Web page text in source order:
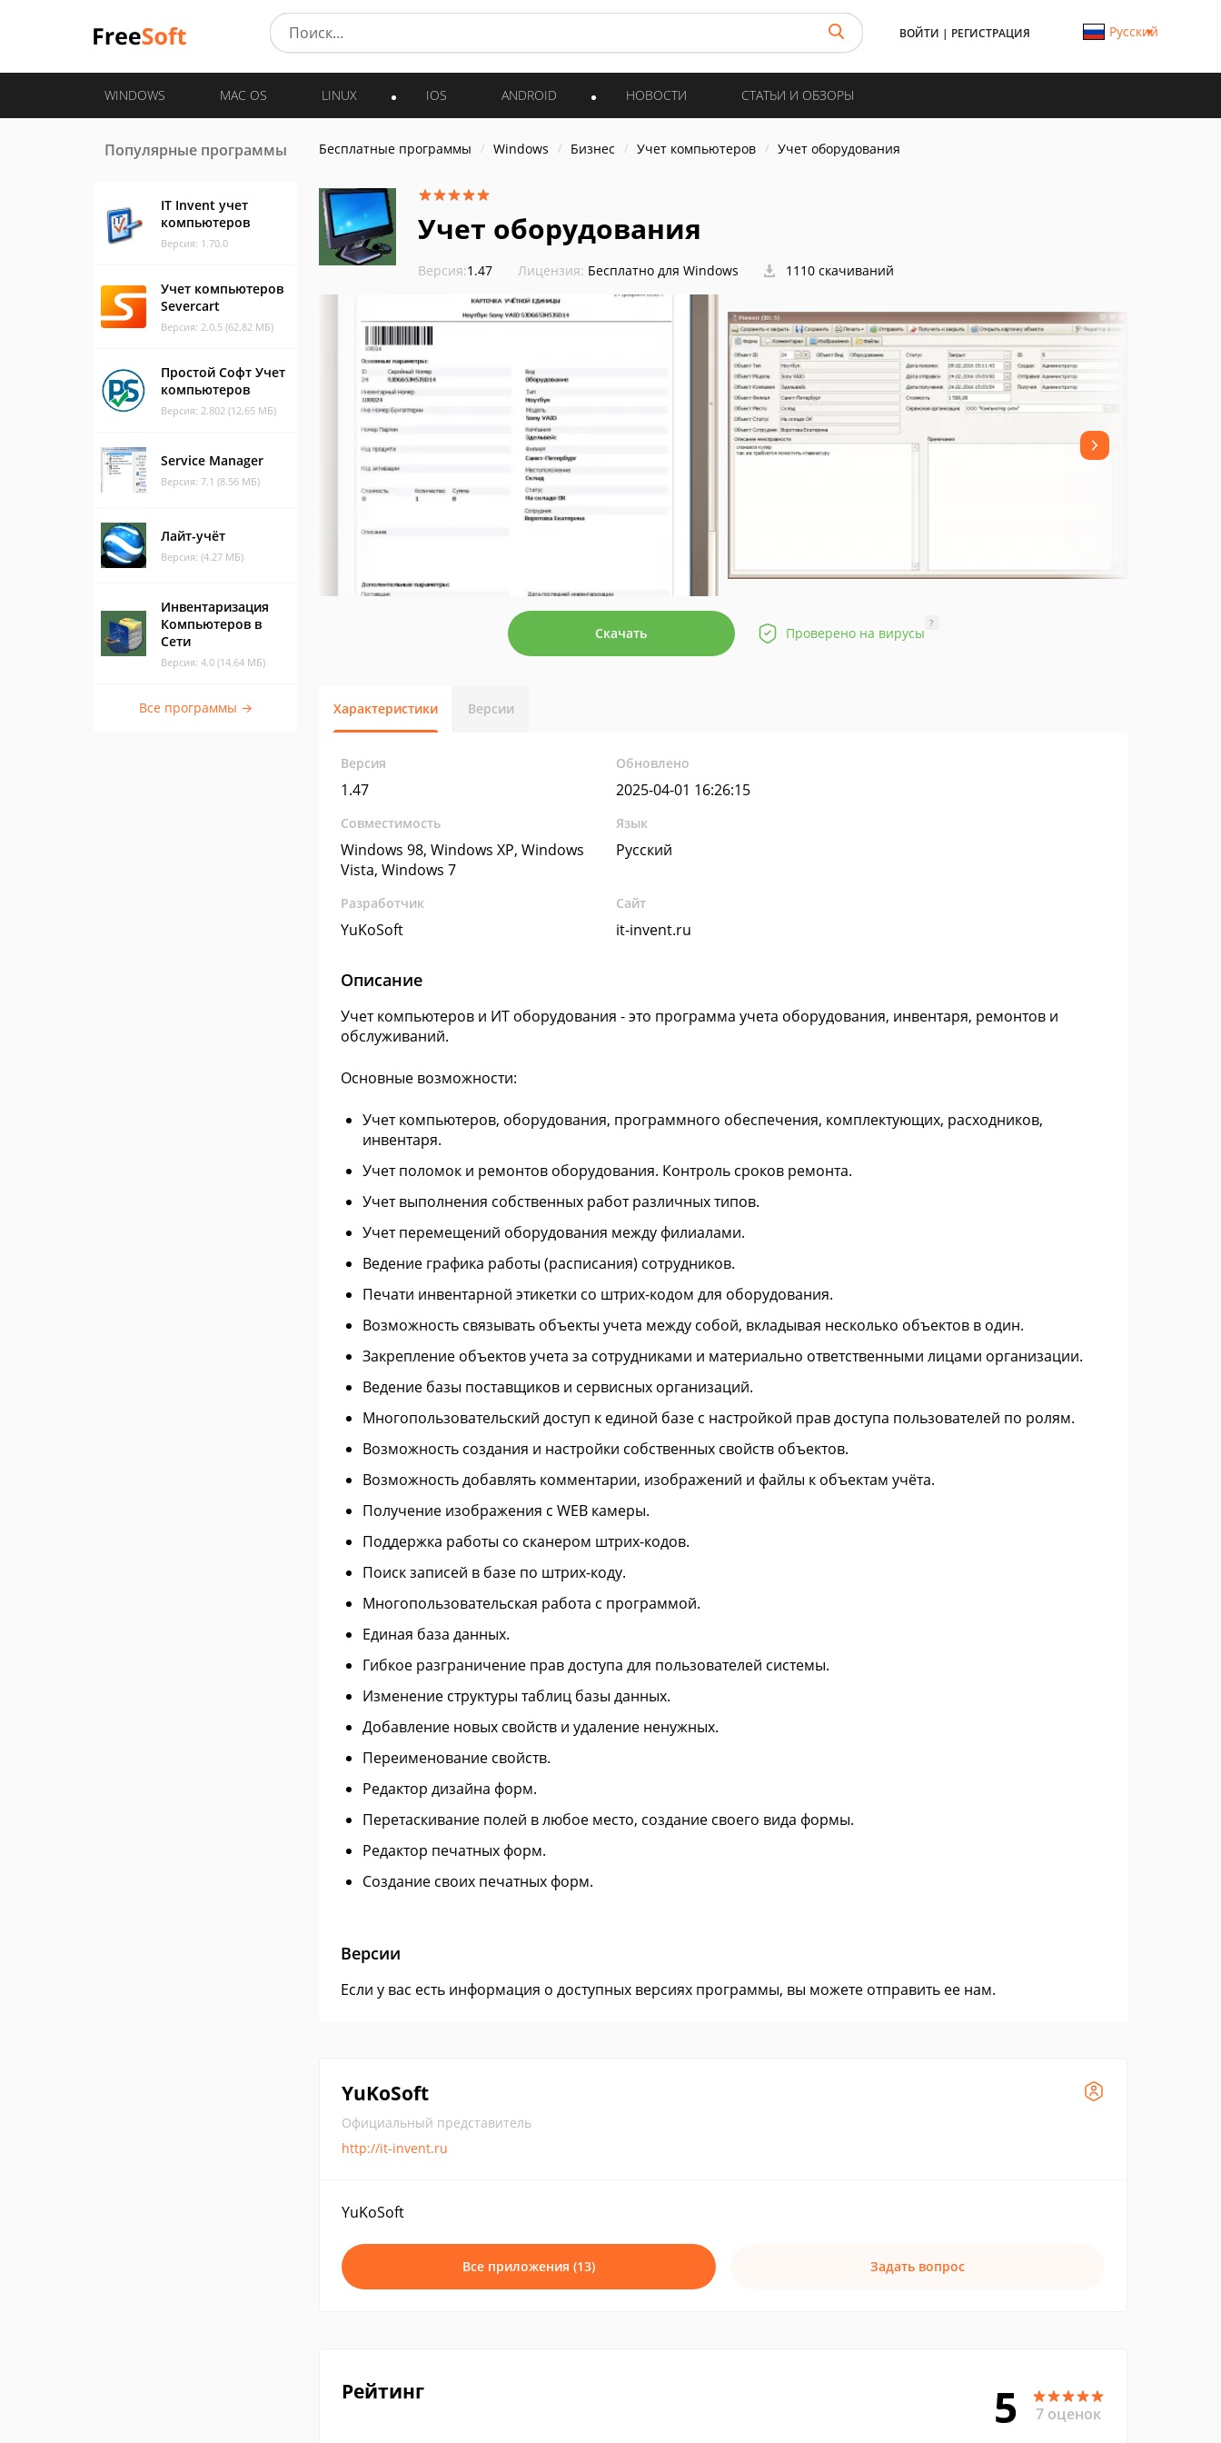
ВОЙТИ | РЕГИСТРАЦИЯ Русский
WINDOWS MAC OS LINUX IOS ANDROID НОВОСТИ СТАТЬИ И ОБЗОРЫ
Популярные программы
IT Invent учет
компьютеров
Версия: 1.70.0
Учет компьютеров
Severcart
Версия: 2.0.5 (62.82 МБ)
Простой Софт Учет
компьютеров
Версия: 2.802 (12.65 МБ)
Service Manager
Версия: 7.1 (8.56 МБ)
Лайт-учёт
Версия: (4.27 МБ)
Инвентаризация
Компьютеров в
Сети
Версия: 4.0 (14.64 МБ)
Все программы →
Бесплатные программы Windows Бизнес Учет компьютеров Учет оборудования
Учет оборудования
Версия:1.47 Лицензия: Бесплатно для Windows 1110 скачиваний
Скачать Проверено на вирусы
?
Характеристики Версии
Версия
1.47
Обновлено
2025-04-01 16:26:15
Совместимость
Windows 98, Windows XP, Windows
Vista, Windows 7
Язык
Русский
Разработчик
YuKoSoft
Сайт
it-invent.ru
Описание
Учет компьютеров и ИТ оборудования - это программа учета оборудования, инвентаря, ремонтов и
обслуживаний.
Основные возможности:
Учет компьютеров, оборудования, программного обеспечения, комплектующих, расходников,
инвентаря.
Учет поломок и ремонтов оборудования. Контроль сроков ремонта.
Учет выполнения собственных работ различных типов.
Учет перемещений оборудования между филиалами.
Ведение графика работы (расписания) сотрудников.
Печати инвентарной этикетки со штрих-кодом для оборудования.
Возможность связывать объекты учета между собой, вкладывая несколько объектов в один.
Закрепление объектов учета за сотрудниками и материально ответственными лицами организации.
Ведение базы поставщиков и сервисных организаций.
Многопользовательский доступ к единой базе с настройкой прав доступа пользователей по ролям.
Возможность создания и настройки собственных свойств объектов.
Возможность добавлять комментарии, изображений и файлы к объектам учёта.
Получение изображения с WEB камеры.
Поддержка работы со сканером штрих-кодов.
Поиск записей в базе по штрих-коду.
Многопользовательская работа с программой.
Единая база данных.
Гибкое разграничение прав доступа для пользователей системы.
Изменение структуры таблиц базы данных.
Добавление новых свойств и удаление ненужных.
Переименование свойств.
Редактор дизайна форм.
Перетаскивание полей в любое место, создание своего вида формы.
Редактор печатных форм.
Создание своих печатных форм.
Версии
Если у вас есть информация о доступных версиях программы, вы можете отправить ее нам.
YuKoSoft
Официальный представитель
http://it-invent.ru
YuKoSoft
Все приложения (13) Задать вопрос
Рейтинг 5 7 оценок